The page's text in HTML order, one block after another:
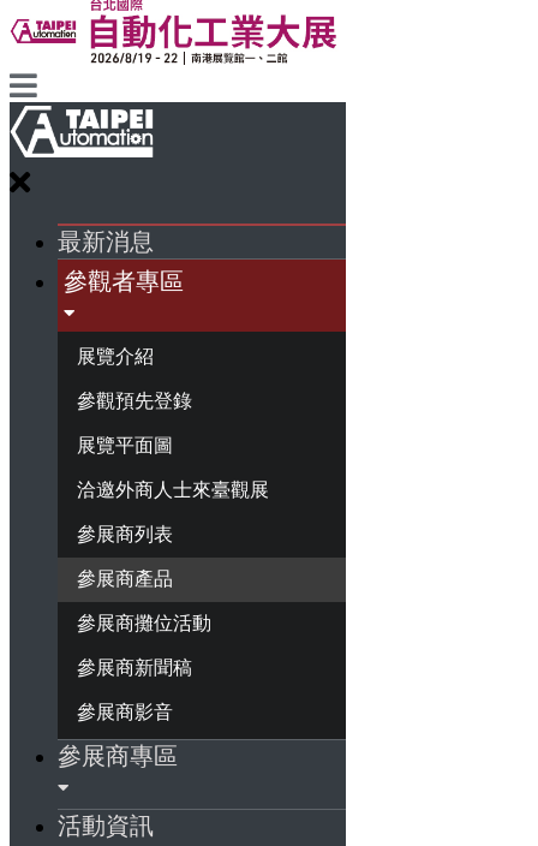
最新消息
參觀者專區
展覽介紹
參觀預先登錄
展覽平面圖
洽邀外商人士來臺觀展
參展商列表
參展商產品
參展商攤位活動
參展商新聞稿
參展商影音
參展商專區
活動資訊